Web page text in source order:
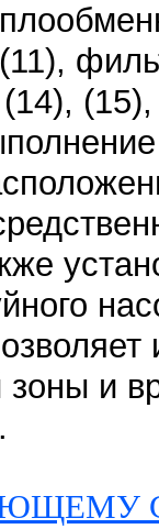
зоны и